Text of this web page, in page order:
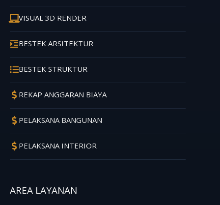
VISUAL 3D RENDER
BESTEK ARSITEKTUR
BESTEK STRUKTUR
REKAP ANGGARAN BIAYA
PELAKSANA BANGUNAN
PELAKSANA INTERIOR
AREA LAYANAN